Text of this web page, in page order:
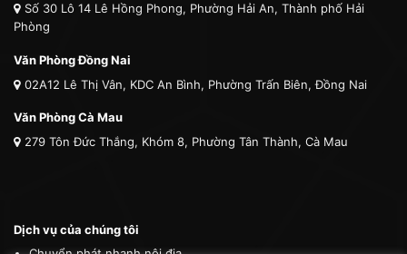
Số 30 Lô 14 Lê Hồng Phong, Phường Hải An, Thành phố Hải
Phòng
Văn Phòng Đồng Nai
02A12 Lê Thị Vân, KDC An Bình, Phường Trấn Biên, Đồng Nai
Văn Phòng Cà Mau
279 Tôn Đức Thắng, Khóm 8, Phường Tân Thành, Cà Mau
Dịch vụ của chúng tôi